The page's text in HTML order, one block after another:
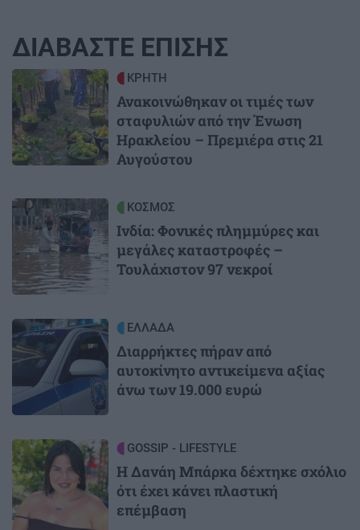
ΔΙΑΒΑΣΤΕ ΕΠΙΣΗΣ
Image ΚΡΗΤΗ
Ανακοινώθηκαν οι τιμές των
σταφυλιών από την Ένωση
Ηρακλείου – Πρεμιέρα στις 21
Αυγούστου
Image ΚΟΣΜΟΣ
Ινδία: Φονικές πλημμύρες και
μεγάλες καταστροφές –
Τουλάχιστον 97 νεκροί
Image ΕΛΛΑΔΑ
Διαρρήκτες πήραν από
αυτοκίνητο αντικείμενα αξίας
άνω των 19.000 ευρώ
Image GOSSIP - LIFESTYLE
Η Δανάη Μπάρκα δέχτηκε σχόλιο
ότι έχει κάνει πλαστική
επέμβαση